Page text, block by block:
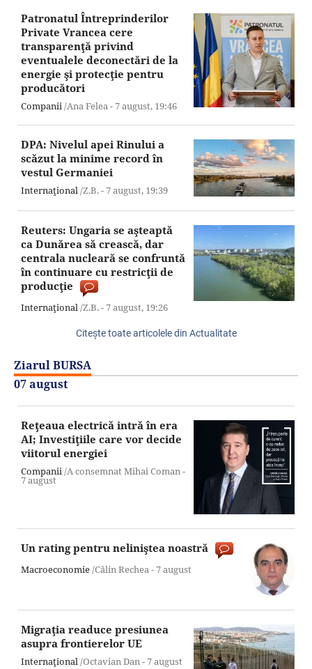
Patronatul Întreprinderilor
Private Vrancea cere
transparenţă privind
eventualele deconectări de la
energie şi protecţie pentru
producători
Companii/Ana Felea -7 august, 19:46
DPA: Nivelul apei Rinului a
scăzut la minime record în
vestul Germaniei
Internaţional/Z.B. -7 august, 19:39
Reuters: Ungaria se aşteaptă
ca Dunărea să crească, dar
centrala nucleară se confruntă
în continuare cu restricţii de
producţie
Internaţional/Z.B. -7 august, 19:26
Citeşte toate articolele din Actualitate
Ziarul BURSA
07 august
Reţeaua electrică intră în era
AI; Investiţiile care vor decide
viitorul energiei
Companii/A consemnat Mihai Coman -
7 august
Un rating pentru neliniştea noastră
Macroeconomie/Călin Rechea -7 august
Migraţia readuce presiunea
asupra frontierelor UE
Internaţional/Octavian Dan -7 august